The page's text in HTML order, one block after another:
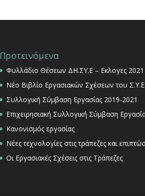
Προτεινόμενα
Φυλλάδιο Θέσεων ΔΗ.ΣΥ.Ε – Εκλογες 2021
Νέο Βιβλίο Εργασιακών Σχέσεων του
Συλλογική Σύμβαση Εργασίας 2019-2021
Επιχειρησιακή Συλλογική Σύμβαση
Κανονισμός εργασίας
Νέες τεχνολογίες στις τράπεζες και
Οι Εργασιακές Σχέσεις στις Τράπεζες